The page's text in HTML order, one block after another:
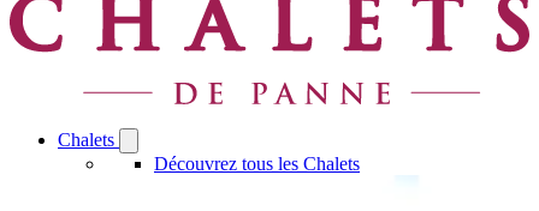
Chalets
Chalets
submenu
Découvrez tous les Chalets